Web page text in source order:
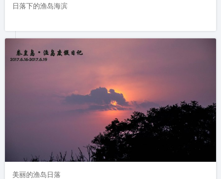
日落下的渔岛海滨
美丽的渔岛日落